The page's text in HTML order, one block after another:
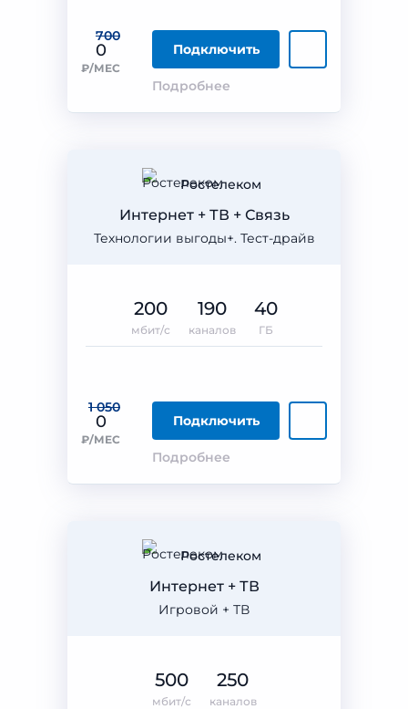
700
0
₽/МЕС
Подключить
Подробнее
Ростелеком
Технологии выгоды+. Тест-драйв
Интернет + ТВ + Связь
1 050
0
₽/МЕС
Подключить
Подробнее
200
мбит/с
190
каналов
40
ГБ
Ростелеком
Игровой + ТВ
Интернет + ТВ
500
мбит/с
250
каналов